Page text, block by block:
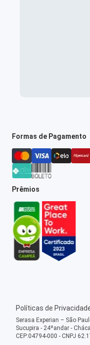
Formas de Pagamento
Prêmios
Políticas de
Serasa Experian – São
Sucupira - 24ºandar -
CEP:04794-000 - CNPJ